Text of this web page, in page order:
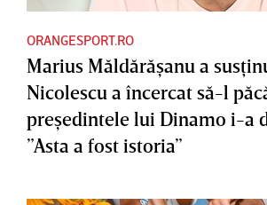
ORANGESPORT.RO
Marius Măldărăşanu a
Nicolescu a încercat să-l
preşedintele lui Dinamo i-a
”Asta a fost istoria”